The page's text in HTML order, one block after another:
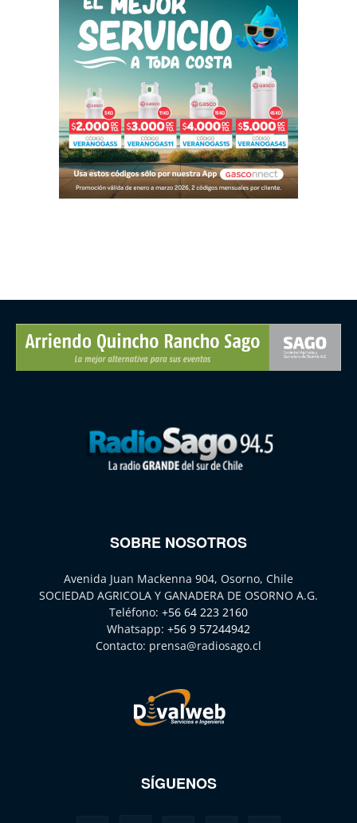
SOBRE NOSOTROS
Avenida Juan Mackenna 904, Osorno, Chile
SOCIEDAD AGRICOLA Y GANADERA DE OSORNO A.G.
Teléfono: +56 64 223 2160
Whatsapp: +56 9 57244942
Contacto: prensa@radiosago.cl
SÍGUENOS